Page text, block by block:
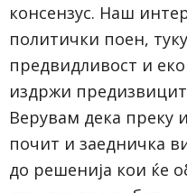
консензус. Наш
политички поен,
предвидливост и
издржи
Верувам дека преку
почит и заедничка
до решенија кои ќе